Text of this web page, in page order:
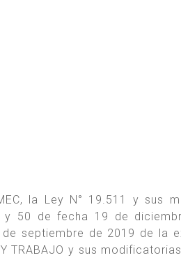
la Ley N° 19.511 y sus
50 de fecha 19 de
septiembre de 2019 de la ex
Y TRABAJO y sus